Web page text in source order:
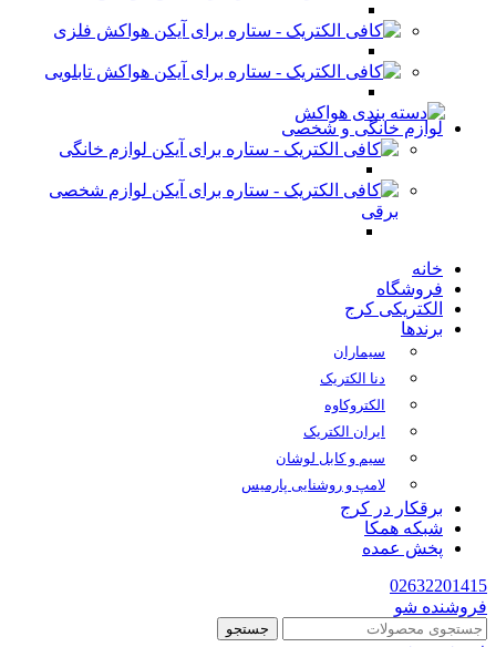
هواکش فلزی
هواکش تابلویی
لوازم خانگی و شخصی
لوازم خانگی
لوازم شخصی
برقی
خانه
فروشگاه
الکتریکی کرج
برندها
سیماران
دنا الکتریک
الکتروکاوه
ایران الکتریک
سیم و کابل لوشان
لامپ و روشنایی پارمیس
برقکار در کرج
شبکه همکا
پخش عمده
02632201415
فروشنده شو
جستجو